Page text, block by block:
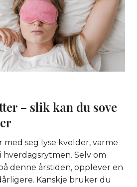
– slik kan du sove
seg lyse kvelder, varme
Selv om
denne årstiden, opplever en
Kanskje bruker du